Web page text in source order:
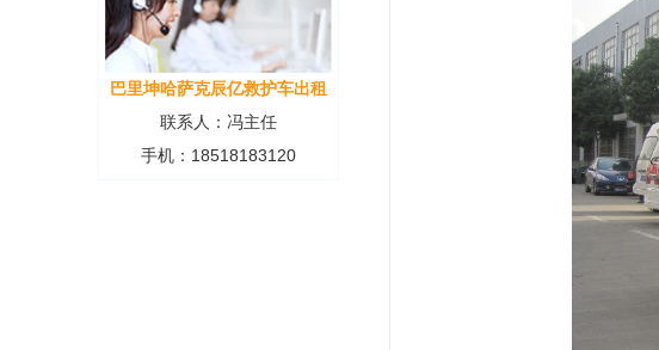
巴里坤哈萨克辰亿救护车出租
联系人：冯主任
手机：18518183120